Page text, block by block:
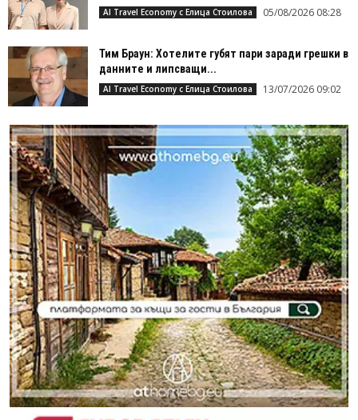
AI Travel Economy с Елица Стоилова 05/08/2026 08:28
Тим Браун: Хотелите губят пари заради грешки в
данните и липсващи...
AI Travel Economy с Елица Стоилова 13/07/2026 09:02